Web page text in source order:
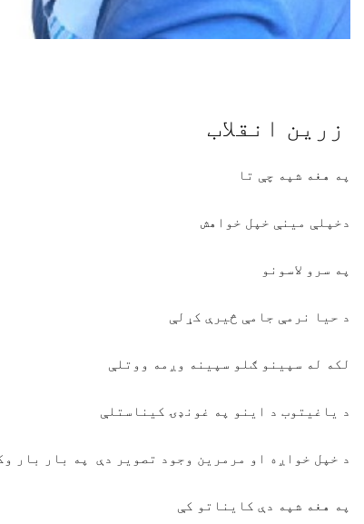
زرین انقلاب
په هغه شپه چې تا
دخپلې مینې خپل خواهش
په سرو لاسونو
د حیا نرمې جامې څیرې کړلې
لکه له سپینو ګلو سپینه وږمه ووتلې
د یاغیتوب د اینو په غونډۍ کیناستلې
د خپل خواږه او مرمرین وجود تصویر دې په بار بار
په هغه شپه دې کایناتو کې